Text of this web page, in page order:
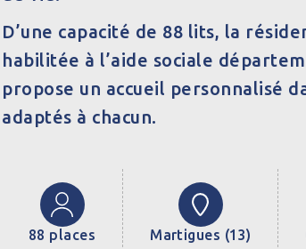
D’une capacité de 88 lits, la
habilitée à l’aide sociale
propose un accueil personnalisé
adaptés à chacun.
88 places Martigues (13)